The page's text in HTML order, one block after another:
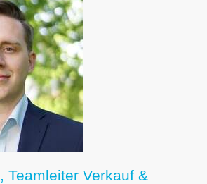
Teamleiter Verkauf &